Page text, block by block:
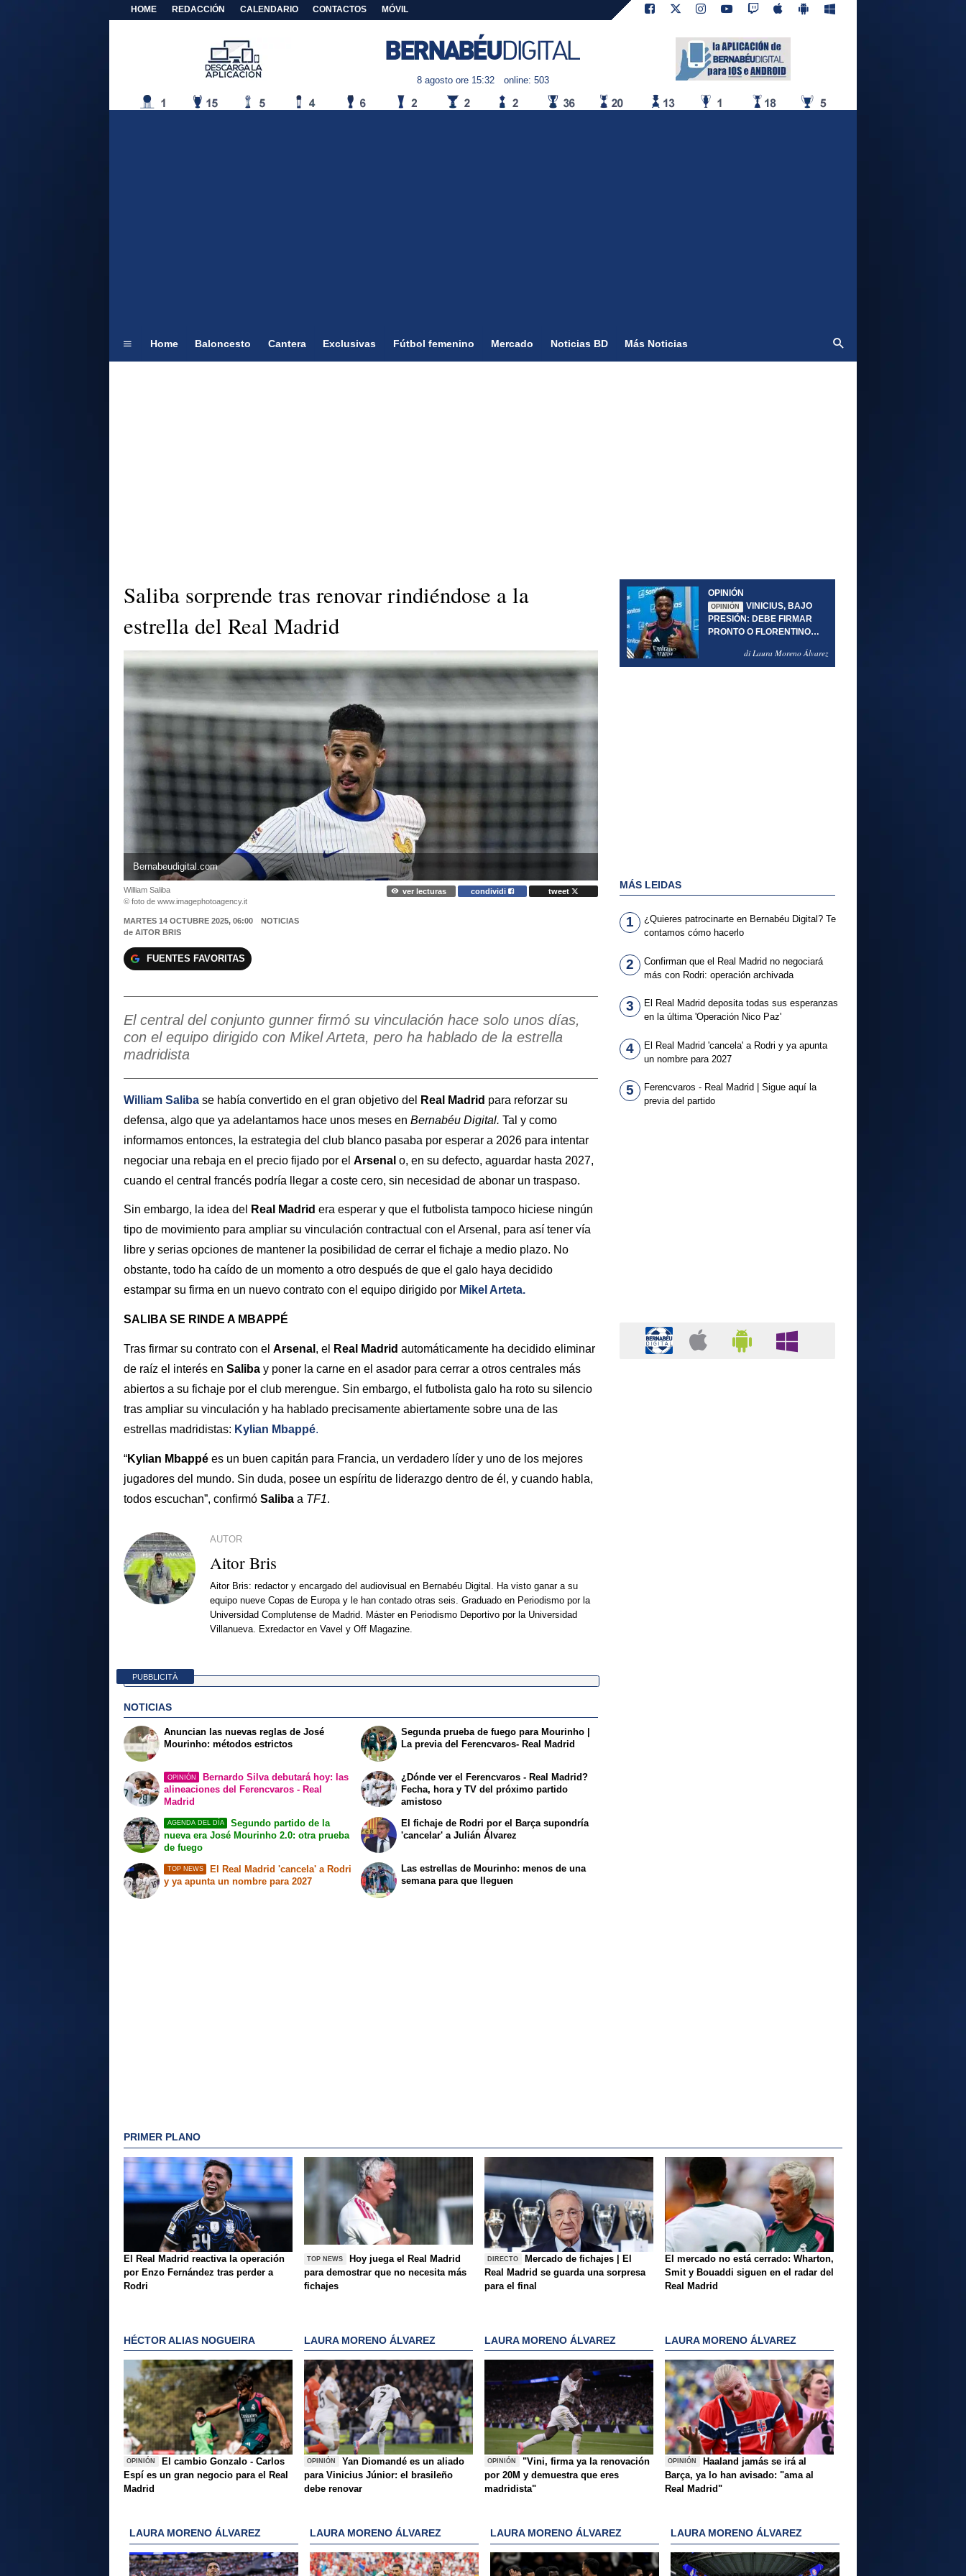
HOME REDACCIÓN CALENDARIO CONTACTOS MÓVIL
8 agosto ore 15:32 online: 503
Home Baloncesto Cantera Exclusivas Fútbol femenino Mercado Noticias BD Más Noticias
Saliba sorprende tras renovar rindiéndose a la
estrella del Real Madrid
Bernabeudigital.com
William Saliba
© foto de www.imagephotoagency.it
ver lecturas condividi tweet
MARTES 14 OCTUBRE 2025, 06:00
NOTICIAS
de AITOR BRIS
FUENTES FAVORITAS
El central del conjunto gunner firmó su vinculación hace solo unos días,
con el equipo dirigido con Mikel Arteta, pero ha hablado de la estrella
madridista
William Saliba se había convertido en el gran objetivo del Real Madrid para reforzar su
defensa, algo que ya adelantamos hace unos meses en Bernabéu Digital. Tal y como
informamos entonces, la estrategia del club blanco pasaba por esperar a 2026 para intentar
negociar una rebaja en el precio fijado por el Arsenal o, en su defecto, aguardar hasta 2027,
cuando el central francés podría llegar a coste cero, sin necesidad de abonar un traspaso.
Sin embargo, la idea del Real Madrid era esperar y que el futbolista tampoco hiciese ningún
tipo de movimiento para ampliar su vinculación contractual con el Arsenal, para así tener vía
libre y serias opciones de mantener la posibilidad de cerrar el fichaje a medio plazo. No
obstante, todo ha caído de un momento a otro después de que el galo haya decidido
estampar su firma en un nuevo contrato con el equipo dirigido por Mikel Arteta.
SALIBA SE RINDE A MBAPPÉ
Tras firmar su contrato con el Arsenal , el Real Madrid automáticamente ha decidido eliminar
de raíz el interés en Saliba y poner la carne en el asador para cerrar a otros centrales más
abiertos a su fichaje por el club merengue. Sin embargo, el futbolista galo ha roto su silencio
tras ampliar su vinculación y ha hablado precisamente abiertamente sobre una de las
estrellas madridistas: Kylian Mbappé.
“Kylian Mbappé es un buen capitán para Francia, un verdadero líder y uno de los mejores
jugadores del mundo. Sin duda, posee un espíritu de liderazgo dentro de él, y cuando habla,
todos escuchan”, confirmó Saliba a TF1.
AUTOR
Aitor Bris
Aitor Bris: redactor y encargado del audiovisual en Bernabéu Digital. Ha visto ganar a su
equipo nueve Copas de Europa y le han contado otras seis. Graduado en Periodismo por la
Universidad Complutense de Madrid. Máster en Periodismo Deportivo por la Universidad
Villanueva. Exredactor en Vavel y Off Magazine.
PUBBLICITÀ
NOTICIAS
Anuncian las nuevas reglas de José
Mourinho: métodos estrictos
OPINIÓN
Bernardo Silva debutará hoy: las
alineaciones del Ferencvaros - Real
Madrid
Segunda prueba de fuego para Mourinho |
La previa del Ferencvaros- Real Madrid
¿Dónde ver el Ferencvaros - Real Madrid?
Fecha, hora y TV del próximo partido
amistoso
AGENDA DEL DÍA
Segundo partido de la
nueva era José Mourinho 2.0: otra prueba
de fuego
TOP NEWS
El Real Madrid 'cancela' a Rodri
y ya apunta un nombre para 2027
El fichaje de Rodri por el Barça supondría
'cancelar' a Julián Álvarez
Las estrellas de Mourinho: menos de una
semana para que lleguen
OPINIÓN
OPINIÓN
VINICIUS, BAJO
PRESIÓN: DEBE FIRMAR
PRONTO O FLORENTINO
di Laura Moreno Álvarez
MÁS LEIDAS
1
¿Quieres patrocinarte en Bernabéu Digital? Te
contamos cómo hacerlo
2
Confirman que el Real Madrid no negociará
más con Rodri: operación archivada
3
El Real Madrid deposita todas sus esperanzas
en la última 'Operación Nico Paz'
4
El Real Madrid 'cancela' a Rodri y ya apunta
un nombre para 2027
5
Ferencvaros - Real Madrid | Sigue aquí la
previa del partido
PRIMER PLANO
El Real Madrid reactiva la operación
por Enzo Fernández tras perder a
Rodri
TOP NEWS
Hoy juega el Real Madrid
para demostrar que no necesita más
fichajes
DIRECTO
Mercado de fichajes | El
Real Madrid se guarda una sorpresa
para el final
El mercado no está cerrado: Wharton,
Smit y Bouaddi siguen en el radar del
Real Madrid
HÉCTOR ALIAS NOGUEIRA
OPINIÓN
El cambio Gonzalo - Carlos
Espí es un gran negocio para el Real
Madrid
LAURA MORENO ÁLVAREZ
OPINIÓN
Yan Diomandé es un aliado
para Vinicius Júnior: el brasileño
debe renovar
LAURA MORENO ÁLVAREZ
OPINIÓN
"Vini, firma ya la renovación
por 20M y demuestra que eres
madridista"
LAURA MORENO ÁLVAREZ
OPINIÓN
Haaland jamás se irá al
Barça, ya lo han avisado: "ama al
Real Madrid"
LAURA MORENO ÁLVAREZ LAURA MORENO ÁLVAREZ LAURA MORENO ÁLVAREZ LAURA MORENO ÁLVAREZ